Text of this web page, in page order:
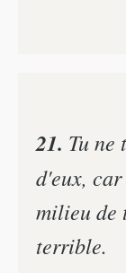
21. Tu ne
d'eux,
milieu de
terrible.